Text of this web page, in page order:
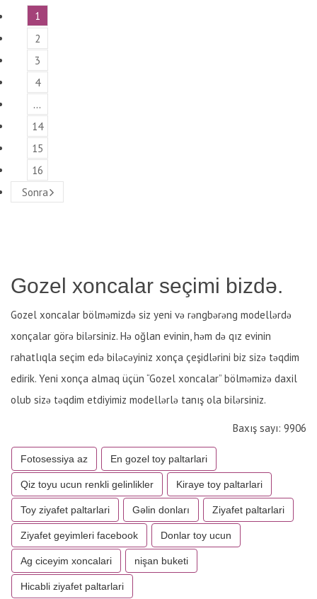
1
2
3
4
…
14
15
16
Sonra
Gozel xoncalar seçimi bizdə.
Gozel xoncalar bölməmizdə siz yeni və rəngbərəng modellərdə
xonçalar görə bilərsiniz. Hə oğlan evinin, həm də qız evinin
rahatlıqla seçim edə biləcəyiniz xonça çeşidlərini biz sizə təqdim
edirik. Yeni xonça almaq üçün “Gozel xoncalar” bölməmizə daxil
olub sizə təqdim etdiyimiz modellərlə tanış ola bilərsiniz.
Baxış sayı: 9906
Fotosessiya az En gozel toy paltarlari
Qiz toyu ucun renkli gelinlikler Kiraye toy paltarlari
Toy ziyafet paltarlari Gəlin donları Ziyafet paltarlari
Ziyafet geyimleri facebook Donlar toy ucun
Ag ciceyim xoncalari nişan buketi
Hicabli ziyafet paltarlari